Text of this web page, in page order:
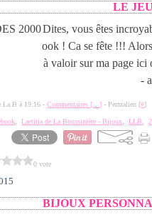
LE
Dites, vous êtes
ook ! Ca se fête !!!
à valoir sur ma page ici
-
La B à 19:16 -Commentaires [ …] - Permalien [#]
,Laetitia de La Boussinière - Bijoux ,LLB ,
0 vote
BIJOUX